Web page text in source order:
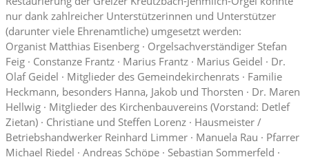
nur dank zahlreicher Unterstützerinnen und Unterstützer
(darunter viele Ehrenamtliche) umgesetzt werden:
Organist Matthias Eisenberg · Orgelsachverständiger Stefan
Feig · Constanze Frantz · Marius Frantz · Marius Geidel · Dr.
Olaf Geidel · Mitglieder des Gemeindekirchenrats · Familie
Heckmann, besonders Hanna, Jakob und Thorsten · Dr. Maren
Hellwig · Mitglieder des Kirchenbauvereins (Vorstand: Detlef
Zietan) · Christiane und Steffen Lorenz · Hausmeister /
Betriebshandwerker Reinhard Limmer · Manuela Rau · Pfarrer
Michael Riedel · Andreas Schöpe · Sebastian Sommerfeld ·